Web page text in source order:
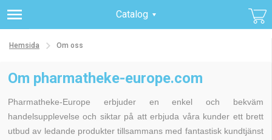
Catalog
Hemsida Om oss
Om pharmatheke-europe.com
Pharmatheke-Europe erbjuder en enkel och bekväm
handelsupplevelse och siktar på att erbjuda våra kunder ett brett
utbud av ledande produkter tillsammans med fantastisk kundtjänst